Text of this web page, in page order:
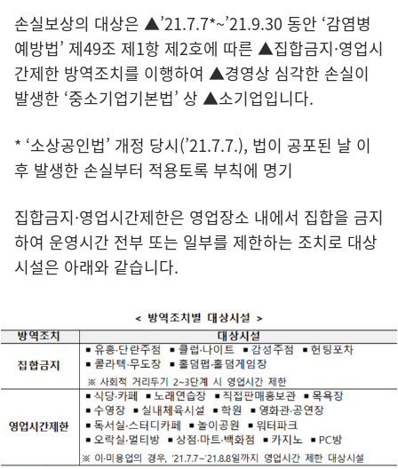
손실보상의 대상은 ▲’21.7.7*~’21.9.30 동안 ‘감염병
예방법’ 제49조 제1항 제2호에 따른 ▲집합금지·영업시
간제한 방역조치를 이행하여 ▲경영상 심각한 손실이
발생한 ‘중소기업기본법’ 상 ▲소기업입니다.
* ‘소상공인법’ 개정 당시(’21.7.7.), 법이 공포된 날 이
후 발생한 손실부터 적용토록 부칙에 명기
집합금지·영업시간제한은 영업장소 내에서 집합을 금지
하여 운영시간 전부 또는 일부를 제한하는 조치로 대상
시설은 아래와 같습니다.